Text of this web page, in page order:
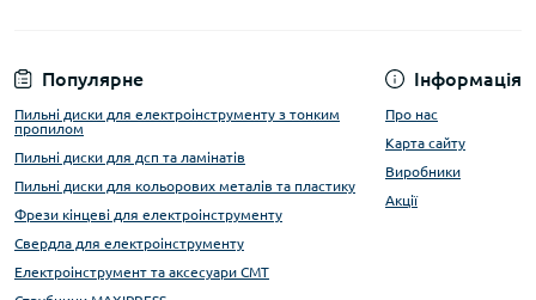
Популярне
Пильні диски для електроінструменту з тонким
пропилом
Пильні диски для дсп та ламінатів
Пильні диски для кольорових металів та пластику
Фрези кінцеві для електроінструменту
Свердла для електроінструменту
Електроінструмент та аксесуари CMT
Інформація
Про нас
Карта сайту
Виробники
Акції